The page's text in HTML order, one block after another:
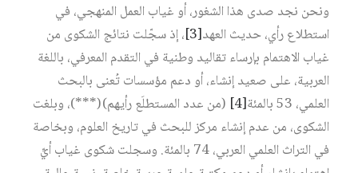
ونحن نجد صدى هذا الشغور، أو غياب العمل المنهجي، في
استطلاع رأي، حديث العهد[3]
، إذ سجّلت نتائج الشكوى من
غياب الاهتمام بإرساء تقاليد وطنية في التقدم المعرفي، باللغة
العربية، على صعيد إنشاء، أو دعم مؤسسات تُعنى بالبحث
العلمي، 53 بالمئة
[4]
(من عدد المستطلَع رأيهم) (***)، وبلغت
الشكوى، من عدم إنشاء مركز للبحث في تاريخ العلوم، وبخاصة
في التراث العلمي العربي، 74 بالمئة. وسجلت شكوى غياب أيِّ